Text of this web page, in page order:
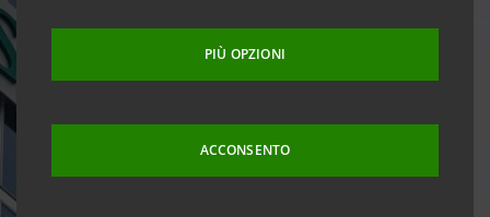
PIÙ OPZIONI
ACCONSENTO